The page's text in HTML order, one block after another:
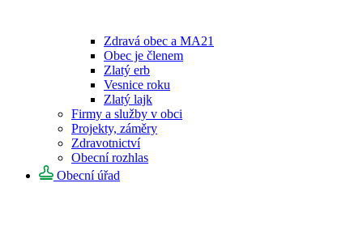
Zdravá obec a MA21
Obec je členem
Zlatý erb
Vesnice roku
Zlatý lajk
Firmy a služby v obci
Projekty, záměry
Zdravotnictví
Obecní rozhlas
Obecní úřad